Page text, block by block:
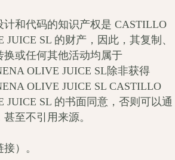
计和代码的知识产权是 CASTILLO
SL 的财产，因此，其复制、
或任何其他活动均属于
OLIVE JUICE SL除非获得
OLIVE JUICE SL CASTILLO
JUICE SL 的书面同意，否则可以通
至不引用来源。
）。